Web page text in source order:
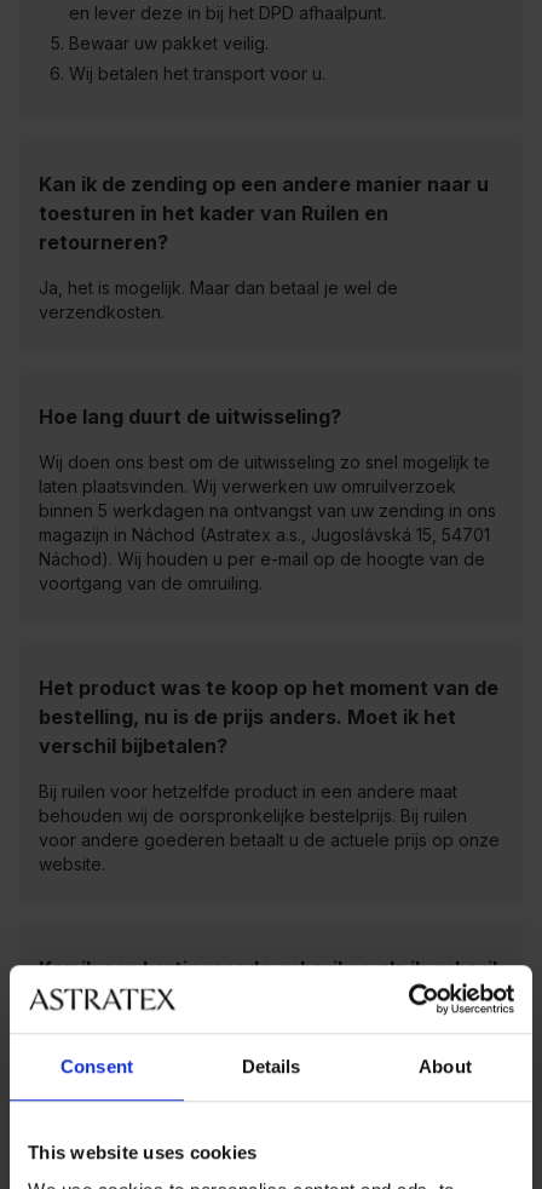
Consent Details About
This website uses cookies
en lever deze in bij het DPD afhaalpunt.
Bewaar uw pakket veilig.
Wij betalen het transport voor u.
Kan ik de zending op een andere manier naar u
toesturen in het kader van Ruilen en
retourneren?
Ja, het is mogelijk. Maar dan betaal je wel de
verzendkosten.
Hoe lang duurt de uitwisseling?
Wij doen ons best om de uitwisseling zo snel mogelijk te
laten plaatsvinden. Wij verwerken uw omruilverzoek
binnen 5 werkdagen na ontvangst van uw zending in ons
magazijn in Náchod (Astratex a.s., Jugoslávská 15, 54701
Náchod). Wij houden u per e-mail op de hoogte van de
voortgang van de omruiling.
Het product was te koop op het moment van de
bestelling, nu is de prijs anders. Moet ik het
verschil bijbetalen?
Bij ruilen voor hetzelfde product in een andere maat
behouden wij de oorspronkelijke bestelprijs. Bij ruilen
voor andere goederen betaalt u de actuele prijs op onze
website.
Kan ik een kortingscode gebruiken als ik gebruik
maak van de ruil- en retourservice?
ruilen en retourneren. Als je van de korting gebruik wilt